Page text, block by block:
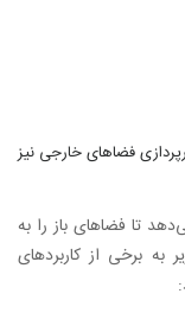
فضاهای خارجی نیز
تا فضاهای باز را به
به برخی از کاربردهای